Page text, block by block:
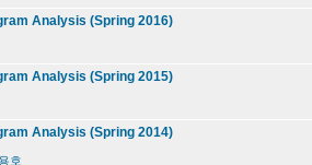
Analysis (Spring 2016)
Analysis (Spring 2015)
Analysis (Spring 2014)
호